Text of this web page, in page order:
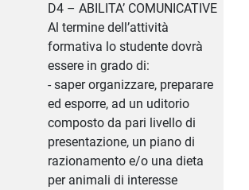
D4 – ABILITA’ COMUNICATIVE
Al termine dell’attività
formativa lo studente dovrà
essere in grado di:
- saper organizzare, preparare
ed esporre, ad un uditorio
composto da pari livello di
presentazione, un piano di
razionamento e/o una dieta
per animali di interesse